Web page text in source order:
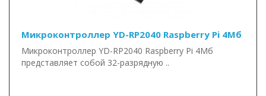
Микроконтроллер YD-RP2040 Raspberry Pi 4Мб
Микроконтроллер YD-RP2040 Raspberry Pi 4Мб
представляет собой 32-разрядную ..